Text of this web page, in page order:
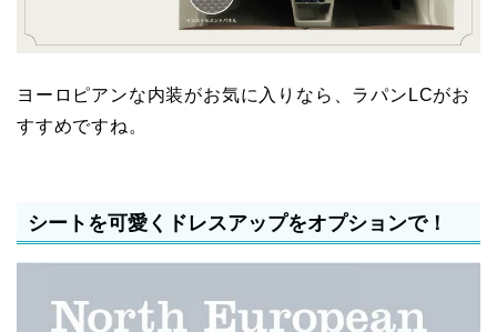
ヨーロピアンな内装がお気に入りなら、ラパンLCがお
すすめですね。
シートを可愛くドレスアップをオプションで！